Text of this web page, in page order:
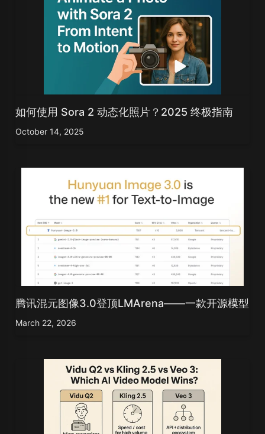
如何使用 Sora 2 动态化照片？2025 终极指南
October 14, 2025
腾讯混元图像3.0登顶LMArena——一款开源模型
March 22, 2026